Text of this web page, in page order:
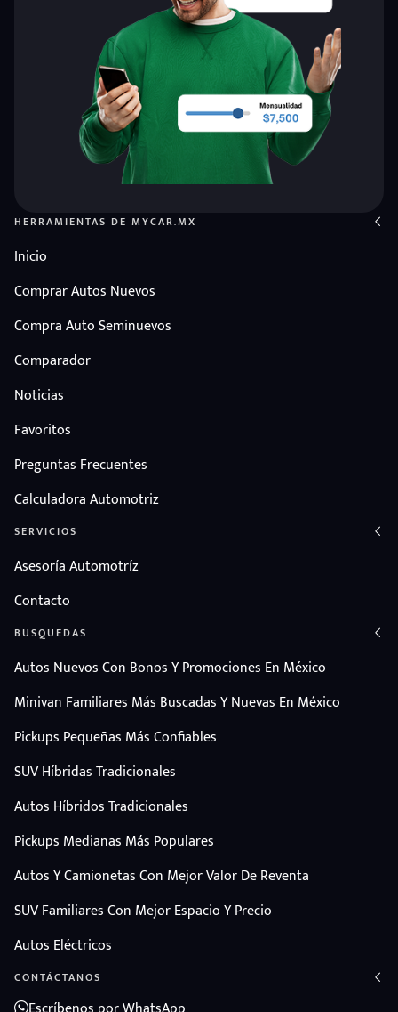
HERRAMIENTAS DE MYCAR.MX
Inicio
Comprar Autos Nuevos
Compra Auto Seminuevos
Comparador
Noticias
Favoritos
Preguntas Frecuentes
Calculadora Automotriz
SERVICIOS
Asesoría Automotríz
Contacto
BUSQUEDAS
Autos Nuevos Con Bonos Y Promociones En México
Minivan Familiares Más Buscadas Y Nuevas En México
Pickups Pequeñas Más Confiables
SUV Híbridas Tradicionales
Autos Híbridos Tradicionales
Pickups Medianas Más Populares
Autos Y Camionetas Con Mejor Valor De Reventa
SUV Familiares Con Mejor Espacio Y Precio
Autos Eléctricos
CONTÁCTANOS